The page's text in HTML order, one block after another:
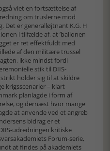
viet en fortsættelse af
om truslerne mod
Det er generalløjtnant K.G. H
i tilfælde af, at ’ballonen
er ret effektfuldt med
af den militære trussel
ikke mindst fordi
stik til DIIS-
holder sig til at skildre
krigsscenarier – klart
planlagde i form af
og dernæst hvor mange
at anvende ved et angreb
bidrag er et
udredningen kritiske
Forum-serie,
at findes på akademiets